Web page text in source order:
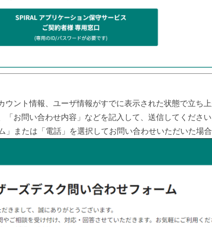
ント情報、ユーザ情報がすでに表示された状態で立ち上
「お問い合わせ内容」などを記入して、送信してください
」または「電話」を選択してお問い合わせいただいた場